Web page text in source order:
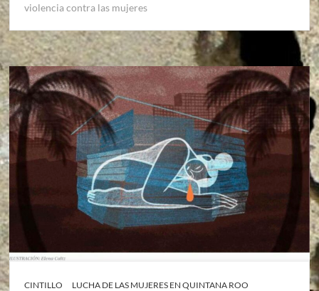
violencia contra las mujeres
CINTILLO
LUCHA DE LAS MUJERES EN QUINTANA ROO